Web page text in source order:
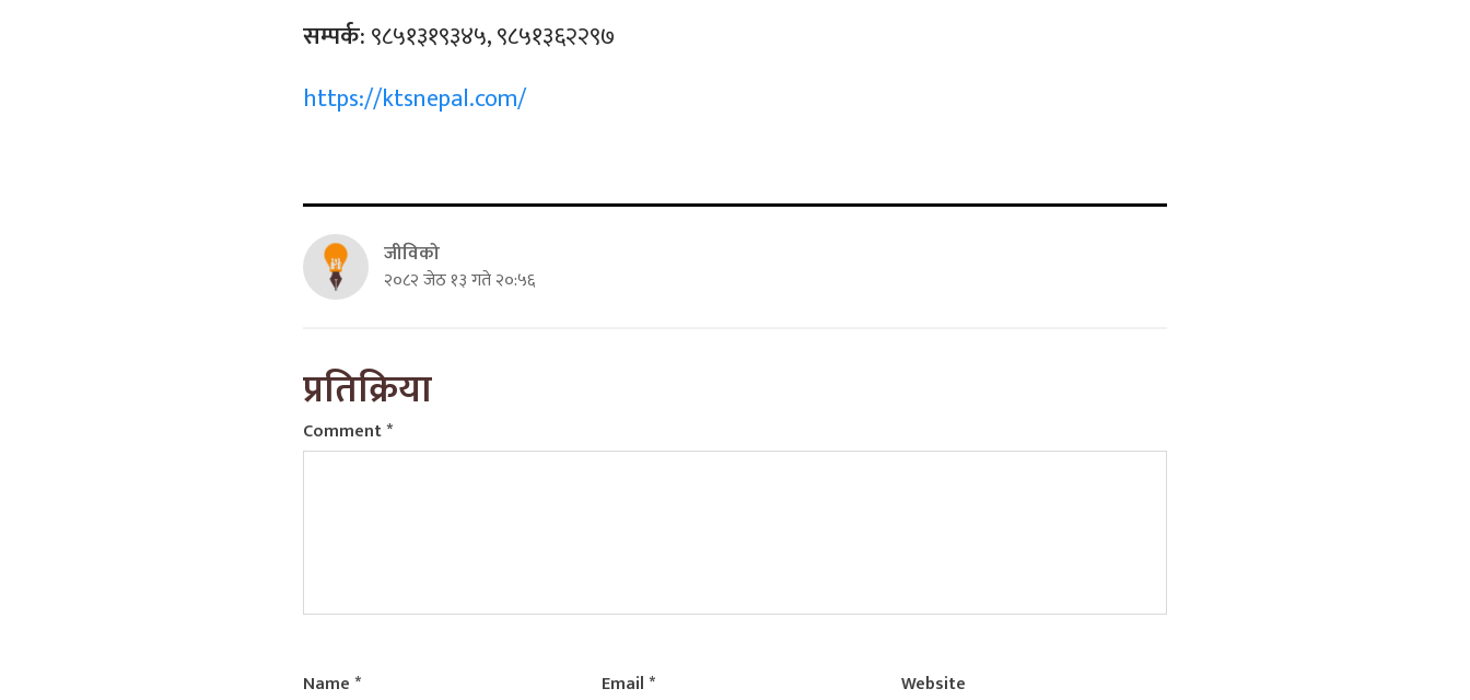
सम्पर्क:९८५१३१९३४५, ९८५१३६२२९७
https://ktsnepal.com/
जीविको
२०८२ जेठ १३ गते २०:५६
प्रतिक्रिया
Comment*
Name* Email* Website